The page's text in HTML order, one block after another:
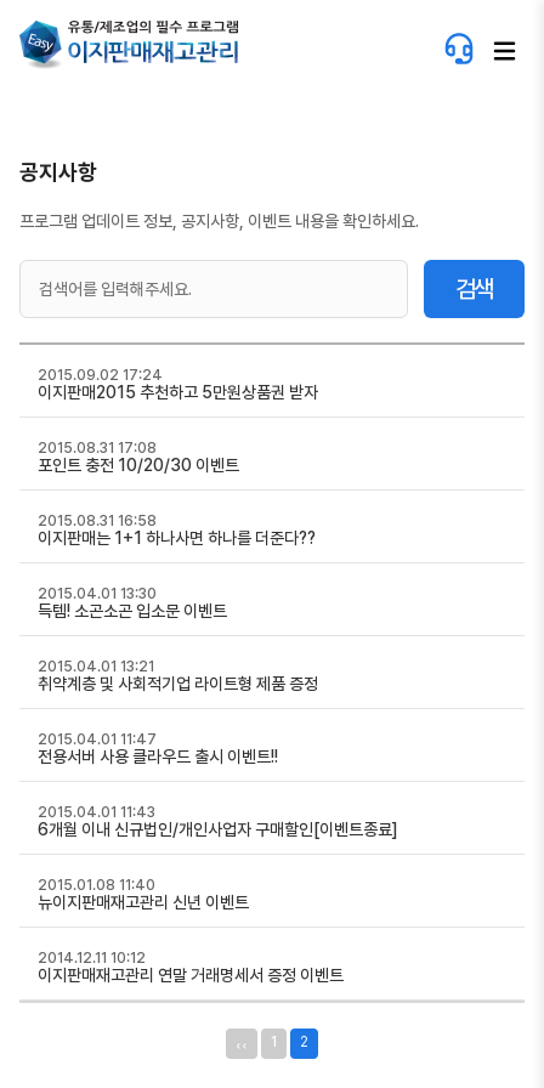
공지사항
프로그램 업데이트 정보, 공지사항, 이벤트 내용을 확인하세요.
검색
이지판매2015 추천하고 5만원상품권 받자
2015.09.02 17:24
포인트 충전 10/20/30 이벤트
2015.08.31 17:08
이지판매는 1+1 하나사면 하나를 더준다??
2015.08.31 16:58
득템! 소곤소곤 입소문 이벤트
2015.04.01 13:30
취약계층 및 사회적기업 라이트형 제품 증정
2015.04.01 13:21
전용서버 사용 클라우드 출시 이벤트!!
2015.04.01 11:47
6개월 이내 신규법인/개인사업자 구매할인[이벤트종료]
2015.04.01 11:43
뉴이지판매재고관리 신년 이벤트
2015.01.08 11:40
이지판매재고관리 연말 거래명세서 증정 이벤트
2014.12.11 10:12
‹‹ 1 2